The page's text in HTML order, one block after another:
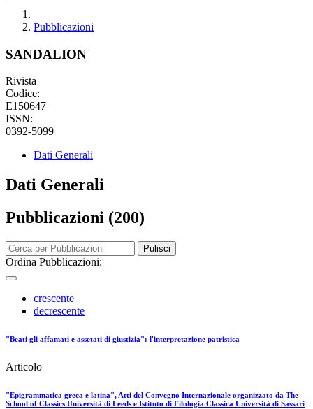
Pubblicazioni
SANDALION
Rivista
Codice:
E150647
ISSN:
0392-5099
Dati Generali
Dati Generali
Pubblicazioni (200)
Pulisci
Ordina Pubblicazioni:
crescente
decrescente
"Beati gli affamati e assetati di giustizia": l'interpretazione patristica
Articolo
"Epigrammatica greca e latina", Atti del Convegno Internazionale organizzato da The
School of Classics Università di Leeds e Istituto di Filologia Classica Università di Sassari